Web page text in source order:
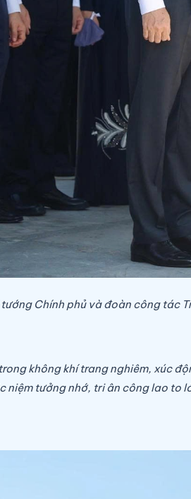
Chính phủ và đoàn công tác
không khí trang nghiêm, xúc
tưởng nhớ, tri ân công lao to